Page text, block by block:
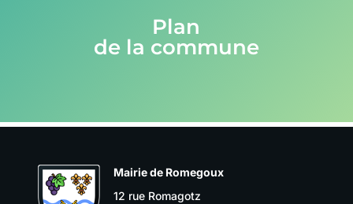
Plan
de la commune
Mairie de Romegoux
12 rue Romagotz